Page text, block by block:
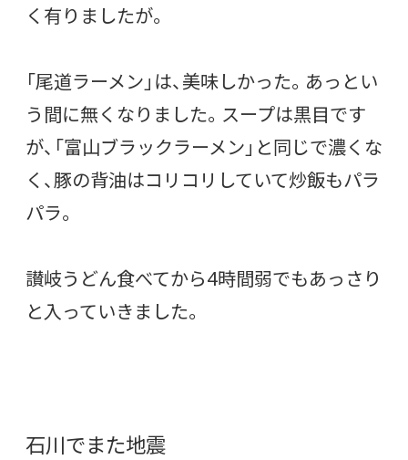
く有りましたが。
「尾道ラーメン」は、美味しかった。あっとい
う間に無くなりました。スープは黒目です
が、「富山ブラックラーメン」と同じで濃くな
く、豚の背油はコリコリしていて炒飯もパラ
パラ。
讃岐うどん食べてから4時間弱でもあっさり
と入っていきました。
石川でまた地震